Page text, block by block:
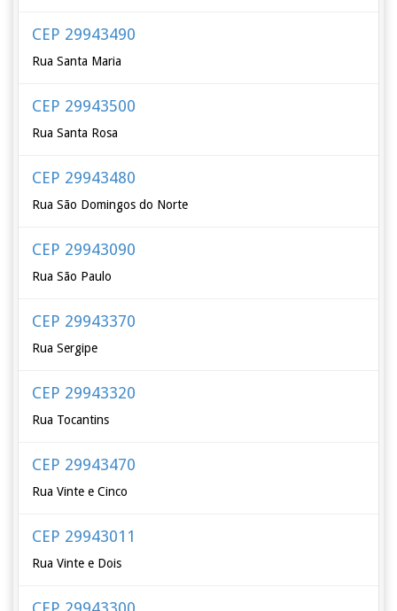
CEP 29943490
Rua Santa Maria
CEP 29943500
Rua Santa Rosa
CEP 29943480
Rua São Domingos do Norte
CEP 29943090
Rua São Paulo
CEP 29943370
Rua Sergipe
CEP 29943320
Rua Tocantins
CEP 29943470
Rua Vinte e Cinco
CEP 29943011
Rua Vinte e Dois